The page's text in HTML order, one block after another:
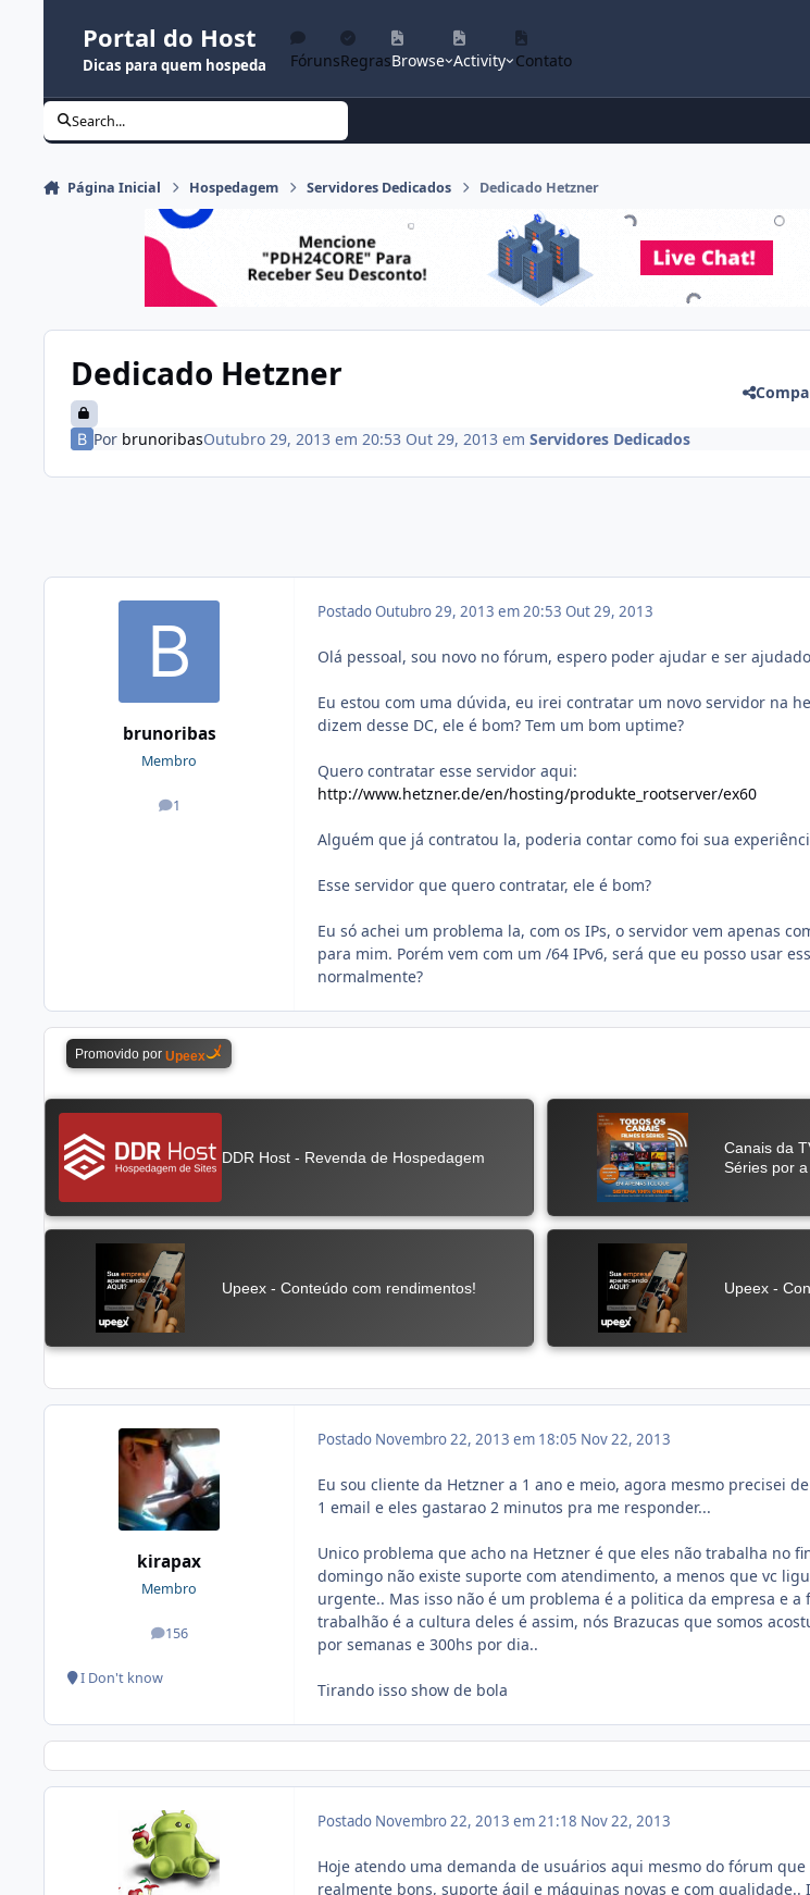
Portal do Host
Dicas para quem hospeda FórunsRegrasBrowse Activity Contato
Search...
Página Inicial Hospedagem Servidores Dedicados Dedicado Hetzner
Dedicado Hetzner
Por brunoribasOutubro 29, 2013 em 20:53 Out 29, 2013 em Servidores Dedicados
brunoribas
Membro
1
posts
PostadoOutubro 29, 2013 em 20:53 Out 29, 2013
Olá pessoal, sou novo no fórum, espero poder ajudar e ser
Eu estou com uma dúvida, eu irei contratar um novo servidor na
dizem desse DC, ele é bom? Tem um bom uptime?
Quero contratar esse servidor aqui:
http://www.hetzner.de/en/hosting/produkte_rootserver/ex60
Alguém que já contratou la, poderia contar como foi sua
Esse servidor que quero contratar, ele é bom?
Eu só achei um problema la, com os IPs, o servidor vem apenas
para mim. Porém vem com um /64 IPv6, será que eu posso usar
normalmente?
kirapax
Membro
156
posts
I Don't know
Postado Novembro 22, 2013 em 18:05 Nov 22, 2013
Eu sou cliente da Hetzner a 1 ano e meio, agora mesmo precisei
1 email e eles gastarao 2 minutos pra me responder...
Unico problema que acho na Hetzner é que eles não trabalha no
domingo não existe suporte com atendimento, a menos que vc
urgente.. Mas isso não é um problema é a politica da empresa e a
trabalhão é a cultura deles é assim, nós Brazucas que somos
por semanas e 300hs por dia..
Tirando isso show de bola
Postado Novembro 22, 2013 em 21:18 Nov 22, 2013
Hoje atendo uma demanda de usuários aqui mesmo do fórum que
realmente bons, suporte ágil e máquinas novas e com qualidade..